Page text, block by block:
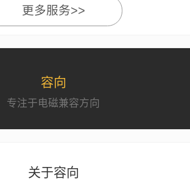
更多服务>>
容向
专注于电磁兼容方向
关于容向